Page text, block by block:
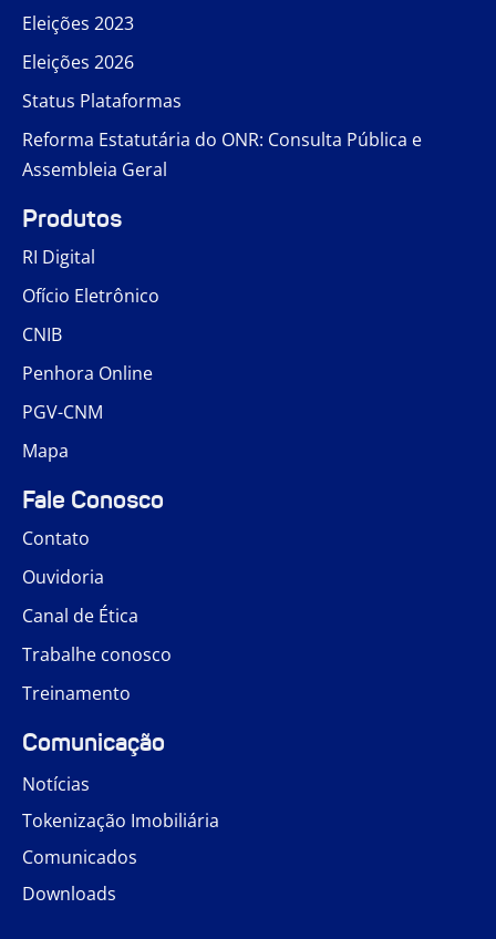
Eleições 2023
Eleições 2026
Status Plataformas
Reforma Estatutária do ONR: Consulta Pública e
Assembleia Geral
Produtos
RI Digital
Ofício Eletrônico
CNIB
Penhora Online
PGV-CNM
Mapa
Fale Conosco
Contato
Ouvidoria
Canal de Ética
Trabalhe conosco
Treinamento
Comunicação
Notícias
Tokenização Imobiliária
Comunicados
Downloads